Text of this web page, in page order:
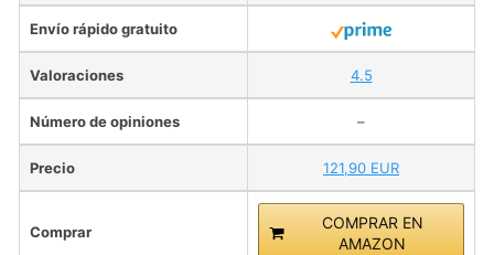
Envío rápido gratuito
Valoraciones 4.5
Número de opiniones –
Precio 121,90 EUR
Comprar
COMPRAR EN
AMAZON